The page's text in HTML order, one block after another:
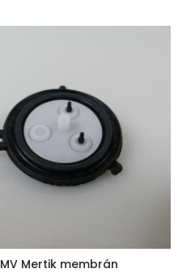
MV Mertik membrán